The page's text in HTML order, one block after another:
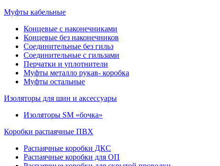
Муфты кабельные
Концевые с наконечниками
Концевые без наконечников
Соединительные без гильз
Соединительные с гильзами
Перчатки и уплотнители
Муфты металло рукав- коробка
Муфты остальные
Изоляторы для шин и аксессуары
Изоляторы SM «бочка»
Коробки распаячные ПВХ
Распаячные коробки ДКС
Распаячные коробки для ОП